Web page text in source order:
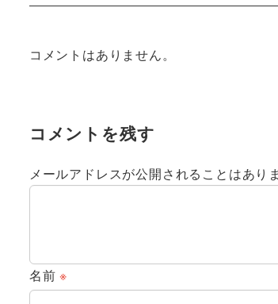
コメントはありません。
コメントを残す
メールアドレスが公開されることはあり
名前※